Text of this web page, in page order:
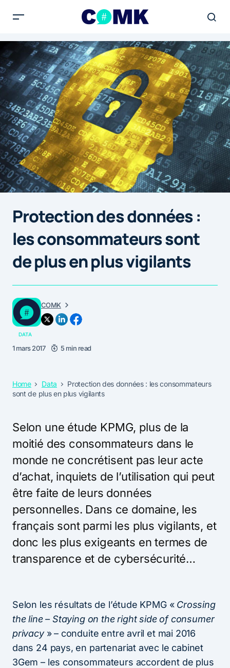
Protection des données :
les consommateurs sont
de plus en plus vigilants
COMK
DATA
1 mars 2017 5 min read
Home Data
Protection des données : les consommateurs
sont de plus en plus vigilants
Selon une étude KPMG, plus de la
moitié des consommateurs dans le
monde ne concrétisent pas leur acte
d’achat, inquiets de l’utilisation qui peut
être faite de leurs données
personnelles. Dans ce domaine, les
français sont parmi les plus vigilants, et
donc les plus exigeants en termes de
transparence et de cybersécurité…
Selon les résultats de l’étude KPMG « Crossing
the line – Staying on the right side of consumer
privacy» – conduite entre avril et mai 2016
dans 24 pays, en partenariat avec le cabinet
3Gem – les consommateurs accordent de plus